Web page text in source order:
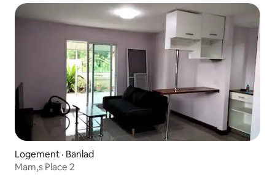
Logement · Banlad
Mam,s Place 2